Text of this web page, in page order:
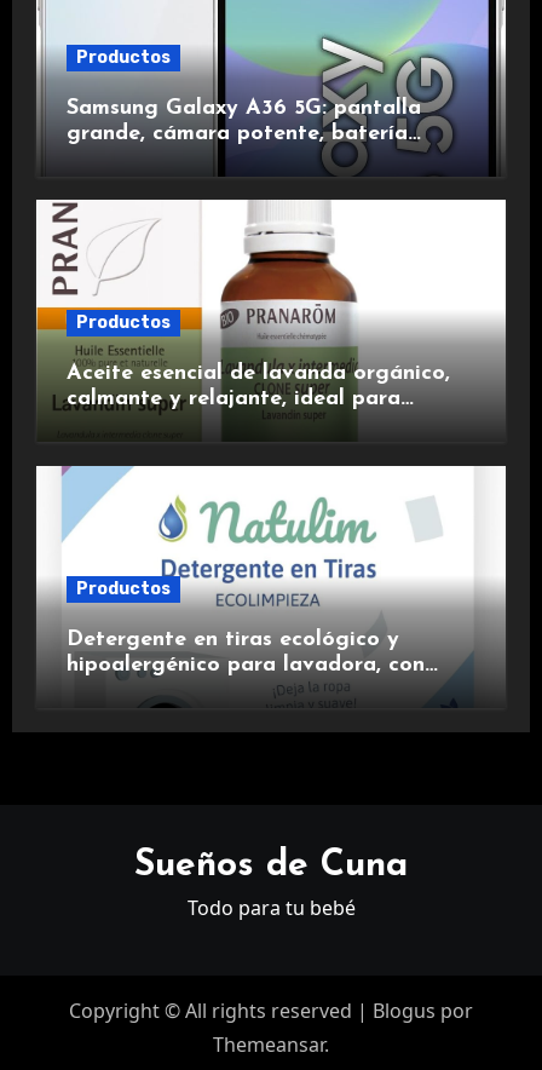
Productos
Samsung Galaxy A36 5G: pantalla
grande, cámara potente, batería
duradera y carga rápida para una
experiencia premium.
Productos
Aceite esencial de lavanda orgánico,
calmante y relajante, ideal para
Productos
Detergente en tiras ecológico y
hipoalergénico para lavadora, con
suavizante incluido y fragancia de
lavanda.
Sueños de Cuna
Todo para tu bebé
Copyright © All rights reserved | Blogus por
Themeansar.